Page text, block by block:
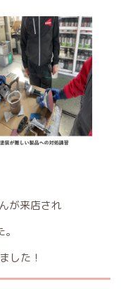
が来店され
した！